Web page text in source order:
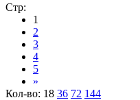
Стр:
1
2
3
4
5
»
Кол-во: 18 36 72 144